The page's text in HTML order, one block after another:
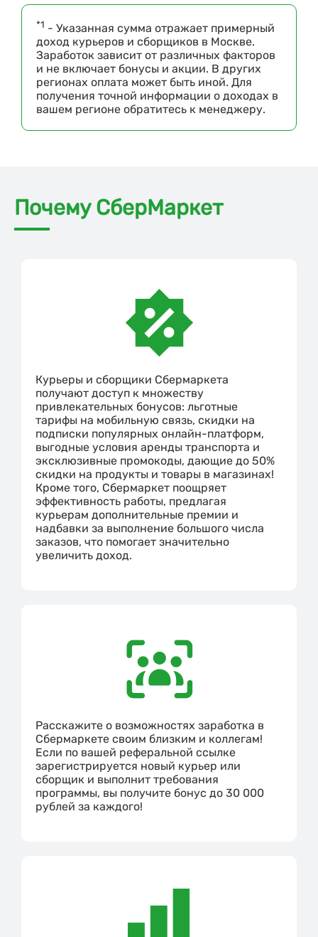
*1 - Указанная сумма отражает примерный
доход курьеров и сборщиков в Москве.
Заработок зависит от различных факторов
и не включает бонусы и акции. В других
регионах оплата может быть иной. Для
получения точной информации о доходах в
вашем регионе обратитесь к менеджеру.
Почему СберМаркет
Курьеры и сборщики Сбермаркета
получают доступ к множеству
привлекательных бонусов: льготные
тарифы на мобильную связь, скидки на
подписки популярных онлайн-платформ,
выгодные условия аренды транспорта и
эксклюзивные промокоды, дающие до 50%
скидки на продукты и товары в магазинах!
Кроме того, Сбермаркет поощряет
эффективность работы, предлагая
курьерам дополнительные премии и
надбавки за выполнение большого числа
заказов, что помогает значительно
увеличить доход.
Расскажите о возможностях заработка в
Сбермаркете своим близким и коллегам!
Если по вашей реферальной ссылке
зарегистрируется новый курьер или
сборщик и выполнит требования
программы, вы получите бонус до 30 000
рублей за каждого!